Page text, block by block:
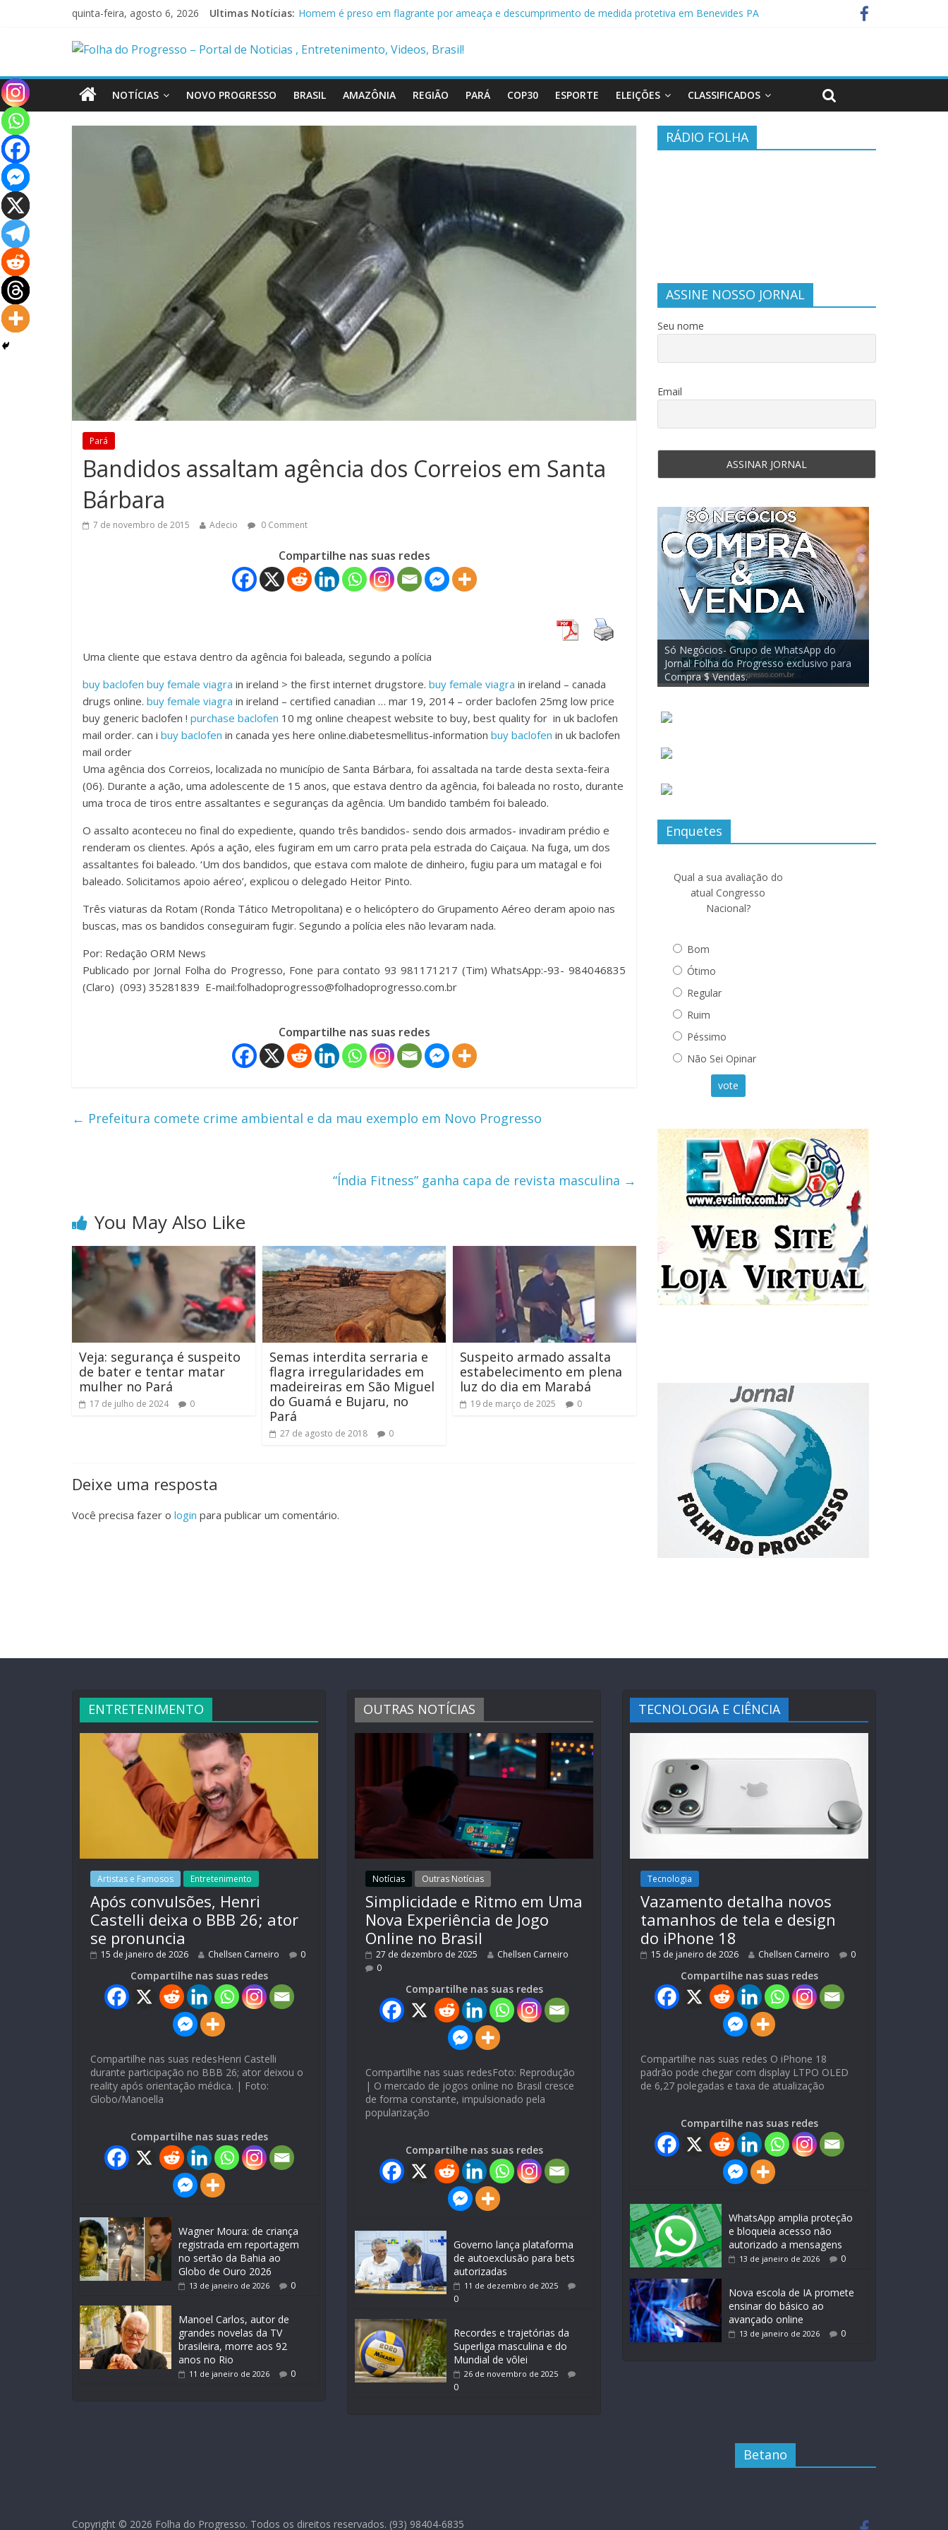
quinta-feira, agosto 6, 2026 Ultimas Notícias: Suspeito é preso com drogas, arma e mais de R$ 12 mil no Marajó
Policiais militares são presos suspeitos de envolvimento em assassinato de casal em Anapu
Polícia Civil prende condenado por estupro de vulnerável em Marituba
Caçamba cai em rio após ponte ceder em Itaituba
NOTÍCIAS
NOVO PROGRESSO BRASIL AMAZÔNIA REGIÃO PARÁ COP30 ESPORTE ELEIÇÕES CLASSIFICADOS
Pará
Bandidos assaltam agência dos Correios em Santa
Bárbara
7 de novembro de 2015 Adecio 0 Comment
Compartilhe nas suas redes
Uma cliente que estava dentro da agência foi baleada, segundo a polícia
buy baclofen buy female viagra in ireland > the first internet drugstore. buy female viagra in ireland – canada
drugs online. buy female viagra in ireland – certified canadian … mar 19, 2014 – order baclofen 25mg low price
buy generic baclofen ! purchase baclofen 10 mg online cheapest website to buy, best quality for in uk baclofen
mail order. can i buy baclofen in canada yes here online.diabetesmellitus-information buy baclofen in uk baclofen
mail order
Uma agência dos Correios, localizada no município de Santa Bárbara, foi assaltada na tarde desta sexta-feira
(06). Durante a ação, uma adolescente de 15 anos, que estava dentro da agência, foi baleada no rosto, durante
uma troca de tiros entre assaltantes e seguranças da agência. Um bandido também foi baleado.
O assalto aconteceu no final do expediente, quando três bandidos- sendo dois armados- invadiram prédio e
renderam os clientes. Após a ação, eles fugiram em um carro prata pela estrada do Caiçaua. Na fuga, um dos
assaltantes foi baleado. ‘Um dos bandidos, que estava com malote de dinheiro, fugiu para um matagal e foi
baleado. Solicitamos apoio aéreo’, explicou o delegado Heitor Pinto.
Três viaturas da Rotam (Ronda Tático Metropolitana) e o helicóptero do Grupamento Aéreo deram apoio nas
buscas, mas os bandidos conseguiram fugir. Segundo a polícia eles não levaram nada.
Por: Redação ORM News
Publicado por Jornal Folha do Progresso, Fone para contato 93 981171217 (Tim) WhatsApp:-93- 984046835
(Claro) (093) 35281839 E-mail:folhadoprogresso@folhadoprogresso.com.br
Compartilhe nas suas redes
← Prefeitura comete crime ambiental e da mau exemplo em Novo Progresso
“Índia Fitness” ganha capa de revista masculina →
You May Also Like
Veja: segurança é suspeito
de bater e tentar matar
mulher no Pará
17 de julho de 2024 0
Semas interdita serraria e
flagra irregularidades em
madeireiras em São Miguel
do Guamá e Bujaru, no
Pará
27 de agosto de 2018 0
Suspeito armado assalta
estabelecimento em plena
luz do dia em Marabá
19 de março de 2025 0
Deixe uma resposta
Você precisa fazer o login para publicar um comentário.
RÁDIO FOLHA
ASSINE NOSSO JORNAL
Seu nome
Email
Enquetes
Qual a sua avaliação do
atual Congresso
Nacional?
Bom
Ótimo
Regular
Ruim
Péssimo
Não Sei Opinar
vote
ENTRETENIMENTO
Artistas e Famosos Entretenimento
Após convulsões, Henri
Castelli deixa o BBB 26; ator
se pronuncia
15 de janeiro de 2026 Chellsen Carneiro 0
Compartilhe nas suas redes
Compartilhe nas suas redesHenri Castelli
durante participação no BBB 26; ator deixou o
reality após orientação médica. | Foto:
Globo/Manoella
Compartilhe nas suas redes
Wagner Moura: de criança
registrada em reportagem
no sertão da Bahia ao
Globo de Ouro 2026
13 de janeiro de 2026 0
Manoel Carlos, autor de
grandes novelas da TV
brasileira, morre aos 92
anos no Rio
11 de janeiro de 2026 0
OUTRAS NOTÍCIAS
Notícias Outras Notícias
Simplicidade e Ritmo em Uma
Nova Experiência de Jogo
Online no Brasil
27 de dezembro de 2025
Chellsen Carneiro
0
Compartilhe nas suas redes
Compartilhe nas suas redesFoto: Reprodução
| O mercado de jogos online no Brasil cresce
de forma constante, impulsionado pela
popularização
Compartilhe nas suas redes
Governo lança plataforma
de autoexclusão para bets
autorizadas
11 de dezembro de 2025
0
Recordes e trajetórias da
Superliga masculina e do
Mundial de vôlei
26 de novembro de 2025
0
TECNOLOGIA E CIÊNCIA
Tecnologia
Vazamento detalha novos
tamanhos de tela e design
do iPhone 18
15 de janeiro de 2026 Chellsen Carneiro 0
Compartilhe nas suas redes
Compartilhe nas suas redes O iPhone 18
padrão pode chegar com display LTPO OLED
de 6,27 polegadas e taxa de atualização
Compartilhe nas suas redes
WhatsApp amplia proteção
e bloqueia acesso não
autorizado a mensagens
13 de janeiro de 2026 0
Nova escola de IA promete
ensinar do básico ao
avançado online
13 de janeiro de 2026 0
Betano
Copyright © 2026 Folha do Progresso. Todos os direitos reservados. (93) 98404-6835